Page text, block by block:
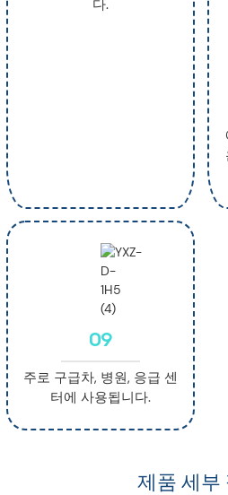
다.
09
주로 구급차, 병원, 응급 센
터에 사용됩니다.
제품 세부